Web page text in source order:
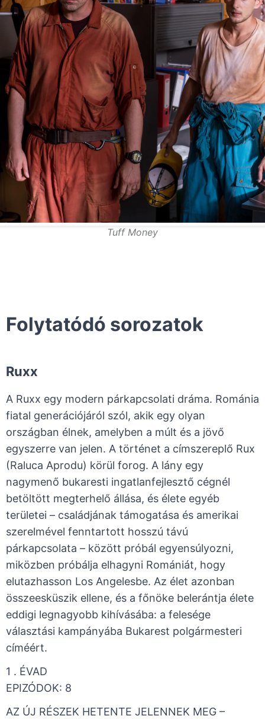
Tuff Money
Folytatódó sorozatok
Ruxx
A Ruxx egy modern párkapcsolati dráma. Románia
fiatal generációjáról szól, akik egy olyan
országban élnek, amelyben a múlt és a jövő
egyszerre van jelen. A történet a címszereplő Rux
(Raluca Aprodu) körül forog. A lány egy
nagymenő bukaresti ingatlanfejlesztő cégnél
betöltött megterhelő állása, és élete egyéb
területei – családjának támogatása és amerikai
szerelmével fenntartott hosszú távú
párkapcsolata – között próbál egyensúlyozni,
miközben próbálja elhagyni Romániát, hogy
elutazhasson Los Angelesbe. Az élet azonban
összeesküszik ellene, és a főnöke belerántja élete
eddigi legnagyobb kihívásába: a felesége
választási kampányába Bukarest polgármesteri
címéért.
1 . ÉVAD ​
​EPIZÓDOK: 8
AZ ÚJ RÉSZEK HETENTE JELENNEK MEG –